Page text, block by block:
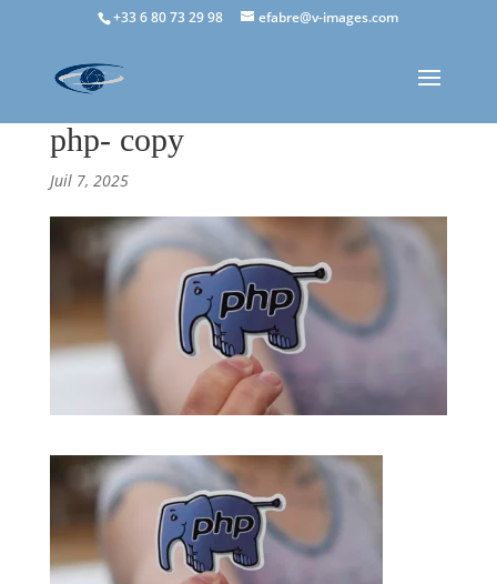
+33 6 80 73 29 98 efabre@v-images.com
php- copy
Juil 7, 2025